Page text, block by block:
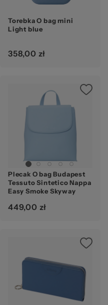
Torebka O bag mini
Light blue
358,00 zł
Plecak O bag Budapest
Tessuto Sintetico Nappa
Easy Smoke Skyway
449,00 zł